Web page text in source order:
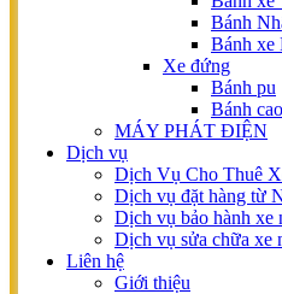
BÌNH ĐIỆN AXIT-
Bình Quipp
Bình Hitachi
Bình FAAM
Bình Rocket
Bình Lifttop
BÌNH ĐIỆN XE
BÁNH XE
Xe ngồi
Bánh xe Thái
Bánh Nhật
Bánh xe Hàn
Xe đứng
Bánh
Bánh xe
Xe đứng
Bánh pu
Bánh
MÁY PHÁT ĐIỆN
Dịch vụ
Dịch Vụ Cho Thuê
Dịch vụ đặt hàng từ
Dịch vụ bảo hành xe
Dịch vụ sửa chữa xe
Liên hệ
Giới thiệu